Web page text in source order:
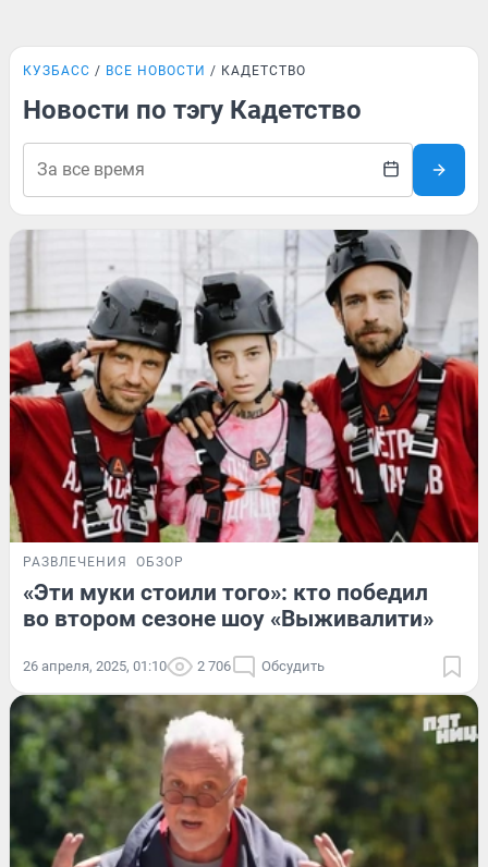
КУЗБАСС ВСЕ НОВОСТИ КАДЕТСТВО
Новости по тэгу Кадетство
РАЗВЛЕЧЕНИЯ ОБЗОР
«Эти муки стоили того»: кто победил
во втором сезоне шоу «Выживалити»
26 апреля, 2025, 01:10 2 706 Обсудить